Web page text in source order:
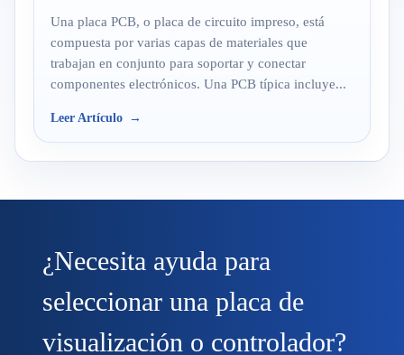
Una placa PCB, o placa de circuito impreso, está
compuesta por varias capas de materiales que
trabajan en conjunto para soportar y conectar
componentes electrónicos. Una PCB típica incluye...
Leer Artículo
¿Necesita ayuda para
seleccionar una placa de
visualización o controlador?